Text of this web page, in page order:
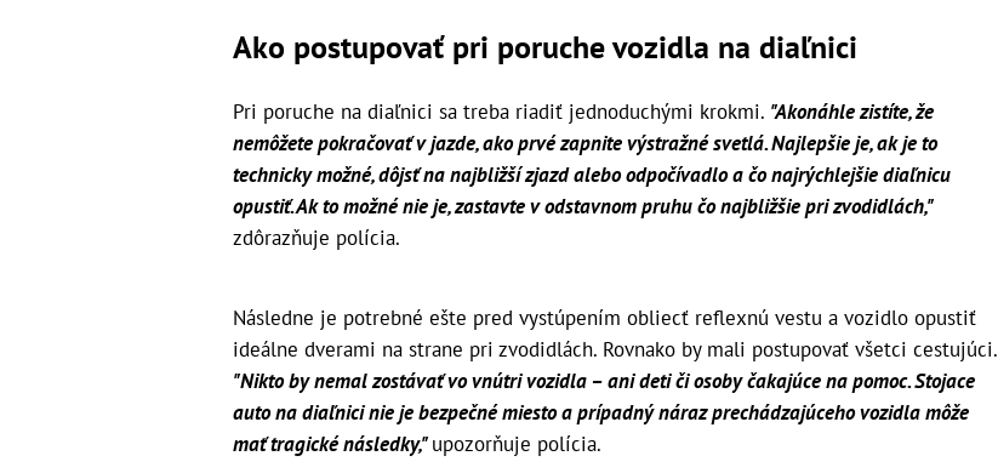
Ako postupovať pri poruche vozidla na diaľnici
Pri poruche na diaľnici sa treba riadiť jednoduchými krokmi. "Akonáhle zistíte, že
nemôžete pokračovať v jazde, ako prvé zapnite výstražné svetlá. Najlepšie je, ak je to
technicky možné, dôjsť na najbližší zjazd alebo odpočívadlo a čo najrýchlejšie diaľnicu
opustiť. Ak to možné nie je, zastavte v odstavnom pruhu čo najbližšie pri zvodidlách,"
zdôrazňuje polícia.
Následne je potrebné ešte pred vystúpením obliecť reflexnú vestu a vozidlo opustiť
ideálne dverami na strane pri zvodidlách. Rovnako by mali postupovať všetci cestujúci.
"Nikto by nemal zostávať vo vnútri vozidla – ani deti či osoby čakajúce na pomoc. Stojace
auto na diaľnici nie je bezpečné miesto a prípadný náraz prechádzajúceho vozidla môže
mať tragické následky,"upozorňuje polícia.